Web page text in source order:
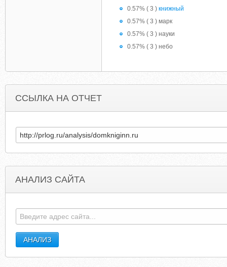
0.57% ( 3 ) книжный
0.57% ( 3 ) марк
0.57% ( 3 ) науки
0.57% ( 3 ) небо
ССЫЛКА НА ОТЧЕТ
АНАЛИЗ САЙТА